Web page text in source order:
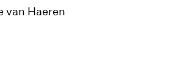
van Haeren